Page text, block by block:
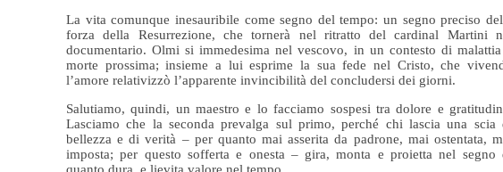
La vita comunque inesauribile come segno del tempo: un segno preciso
forza della Resurrezione, che tornerà nel ritratto del cardinal Martini
documentario. Olmi si immedesima nel vescovo, in un contesto di
morte prossima; insieme a lui esprime la sua fede nel Cristo, che
l’amore relativizzò l’apparente invincibilità del concludersi dei giorni.
Salutiamo, quindi, un maestro e lo facciamo sospesi tra dolore e
Lasciamo che la seconda prevalga sul primo, perché chi lascia una scia
bellezza e di verità – per quanto mai asserita da padrone, mai ostentata,
imposta; per questo sofferta e onesta – gira, monta e proietta nel segno